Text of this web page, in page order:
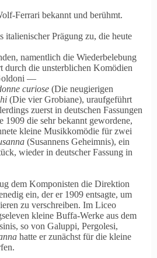
Ferrari bekannt und berühmt.
italienischer Prägung zu, die heute
namentlich die Wiederbelebung
durch die unsterblichen Komödien
—
curiose (Die neugierigen
(Die vier Grobiane), uraufgeführt
zuerst in deutschen Fassungen
die sehr bekannt gewordene,
kleine Musikkomödie für zwei
(Susannens Geheimnis), ein
wieder in deutscher Fassung in
dem Komponisten die Direktion
ein, der er 1909 entsagte, um
zu verschreiben. Im Liceo
kleine Buffa-Werke aus dem
so von Galuppi, Pergolesi,
hatte er zunächst für die kleine